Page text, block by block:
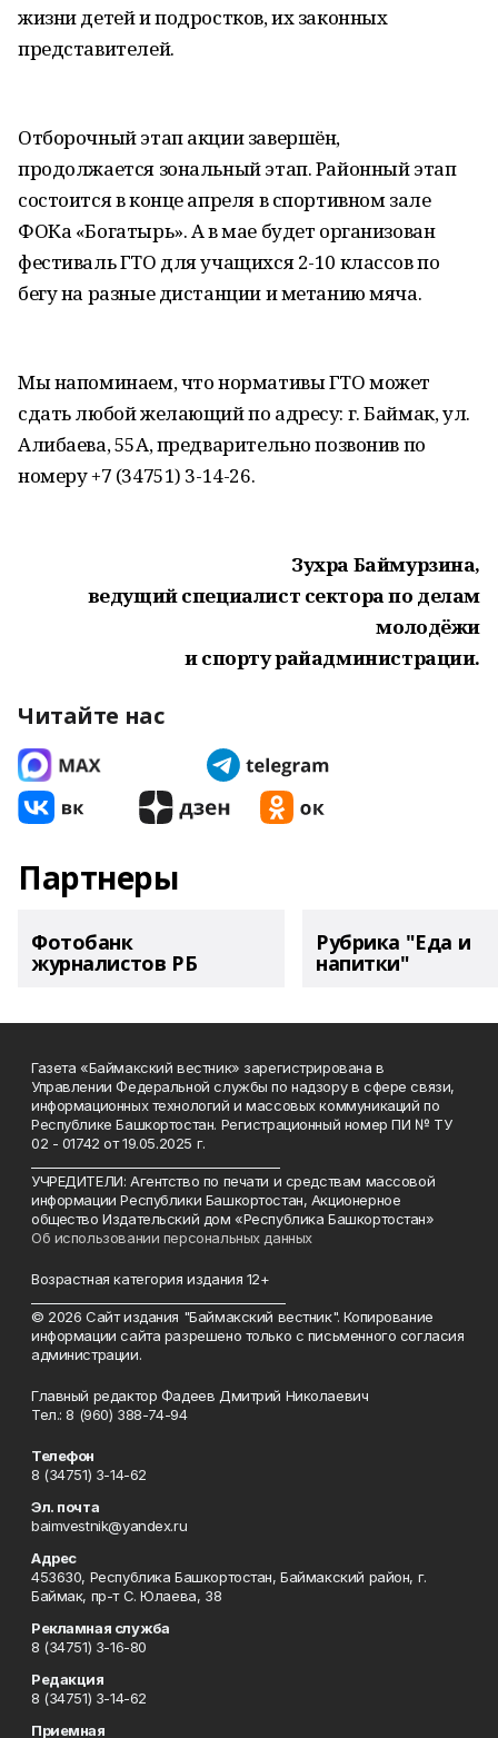
жизни детей и подростков, их законных
представителей.
Отборочный этап акции завершён,
продолжается зональный этап. Районный этап
состоится в конце апреля в спортивном зале
ФОКа «Богатырь». А в мае будет организован
фестиваль ГТО для учащихся 2-10 классов по
бегу на разные дистанции и метанию мяча.
Мы напоминаем, что нормативы ГТО может
сдать любой желающий по адресу: г. Баймак, ул.
Алибаева, 55А, предварительно позвонив по
номеру +7 (34751) 3-14-26.
Зухра Баймурзина,
ведущий специалист сектора по делам
молодёжи
и спорту райадминистрации.
Читайте нас
Партнеры
Фотобанк
журналистов РБ
Рубрика "Еда и
напитки"
Газета «Баймакский вестник» зарегистрирована в
Управлении Федеральной службы по надзору в сфере связи,
информационных технологий и массовых коммуникаций по
Республике Башкортостан. Регистрационный номер ПИ № ТУ
02 - 01742 от 19.05.2025 г.
УЧРЕДИТЕЛИ: Агентство по печати и средствам массовой
информации Республики Башкортостан, Акционерное
общество Издательский дом «Республика Башкортостан»
Об использовании персональных данных
Возрастная категория издания 12+
© 2026 Сайт издания "Баймакский вестник". Копирование
информации сайта разрешено только с письменного согласия
администрации.
Главный редактор Фадеев Дмитрий Николаевич
Тел.: 8 (960) 388-74-94
Телефон
8 (34751) 3-14-62
Эл. почта
baimvestnik@yandex.ru
Адрес
453630, Республика Башкортостан, Баймакский район, г.
Баймак, пр-т С. Юлаева, 38
Рекламная служба
8 (34751) 3-16-80
Редакция
8 (34751) 3-14-62
Приемная